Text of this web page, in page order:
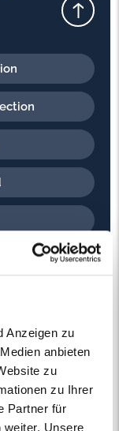
Anzeigen zu
anbieten
zu
zu Ihrer
Partner für
weiter. Unsere